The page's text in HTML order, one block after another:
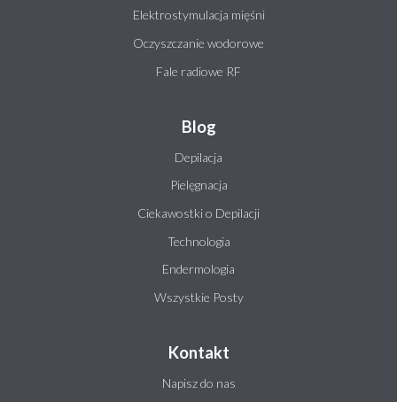
Elektrostymulacja mięśni
Oczyszczanie wodorowe
Fale radiowe RF
Blog
Depilacja
Pielęgnacja
Ciekawostki o Depilacji
Technologia
Endermologia
Wszystkie Posty
Kontakt
Napisz do nas